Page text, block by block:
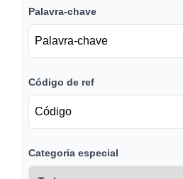
Palavra-chave
Código de ref
Categoria especial